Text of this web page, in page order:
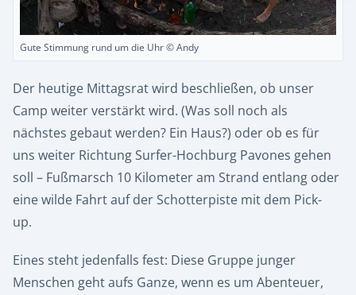
Gute Stimmung rund um die Uhr © Andy
Der heutige Mittagsrat wird beschließen, ob unser
Camp weiter verstärkt wird. (Was soll noch als
nächstes gebaut werden? Ein Haus?) oder ob es für
uns weiter Richtung Surfer-Hochburg Pavones gehen
soll – Fußmarsch 10 Kilometer am Strand entlang oder
eine wilde Fahrt auf der Schotterpiste mit dem Pick-
up.
Eines steht jedenfalls fest: Diese Gruppe junger
Menschen geht aufs Ganze, wenn es um Abenteuer,